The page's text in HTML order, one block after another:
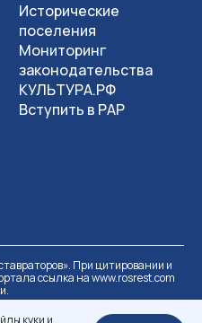
куки и
Исторические
поселения
Мониторинг
законодательства
КУЛЬТУРА.РФ
Вступить в РАР
При цитировании и
ссылка на www.rosrest.com
Разработка сайта